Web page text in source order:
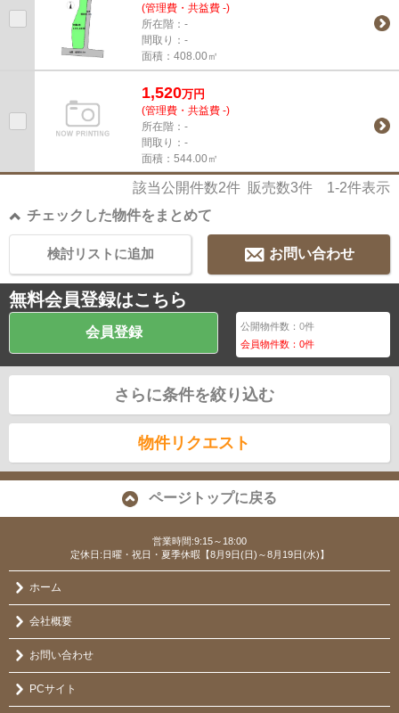
(管理費・共益費 -)
所在階：-
間取り：-
面積：408.00㎡
1,520万円
(管理費・共益費 -)
所在階：-
間取り：-
面積：544.00㎡
該当公開件数2件 販売数3件 1-2件表示
チェックした物件をまとめて
お問い合わせ
検討リストに追加
無料会員登録はこちら
会員登録 公開物件数：0件
会員物件数：0件
さらに条件を絞り込む
物件リクエスト
ページトップに戻る
営業時間:9:15～18:00
定休日:日曜・祝日・夏季休暇【8月9日(日)～8月19日(水)】
ホーム
会社概要
お問い合わせ
PCサイト